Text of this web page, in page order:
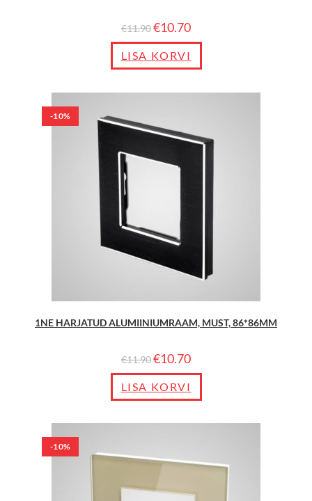
€11.90€10.70
LISA KORVI
-10%
1NE HARJATUD ALUMIINIUMRAAM, MUST, 86*86MM
€11.90€10.70
LISA KORVI
-10%